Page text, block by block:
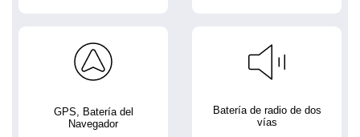
GPS, Batería del
Navegador
Batería de radio de dos
vías